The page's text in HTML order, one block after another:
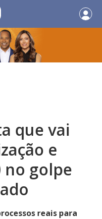
que vai
e
no golpe
reais para